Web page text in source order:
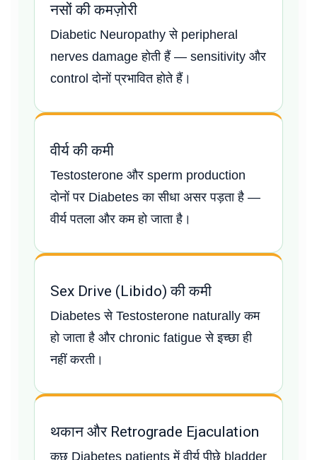
नसों की कमज़ोरी
Diabetic Neuropathy से peripheral
nerves damage होती हैं — sensitivity और
control दोनों प्रभावित होते हैं।
वीर्य की कमी
Testosterone और sperm production
दोनों पर Diabetes का सीधा असर पड़ता है —
वीर्य पतला और कम हो जाता है।
Sex Drive (Libido) की कमी
Diabetes से Testosterone naturally कम
हो जाता है और chronic fatigue से इच्छा ही
नहीं करती।
थकान और Retrograde Ejaculation
कुछ Diabetes patients में वीर्य पीछे bladder